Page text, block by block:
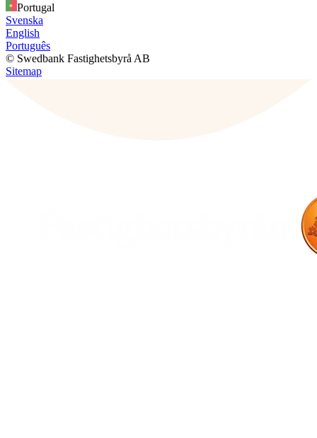
Portugal
Svenska
English
Português
© Swedbank Fastighetsbyrå AB
Sitemap